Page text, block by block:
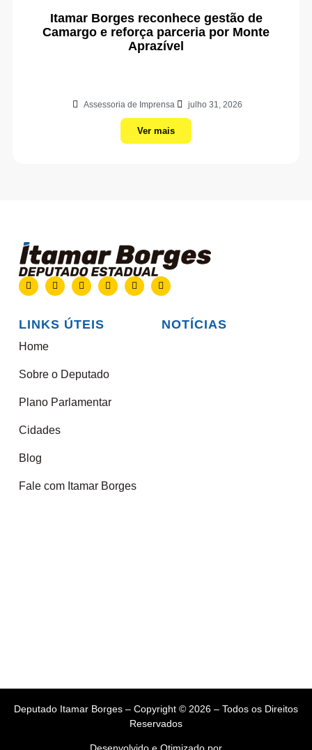
Itamar Borges reconhece gestão de
Camargo e reforça parceria por Monte
Aprazível
Assessoria de Imprensa julho 31, 2026
Ver mais
LINKS ÚTEIS
Home
Sobre o Deputado
Plano Parlamentar
Cidades
Blog
Fale com Itamar Borges
NOTÍCIAS
Deputado Itamar Borges – Copyright © 2026 – Todos os Direitos
Reservados